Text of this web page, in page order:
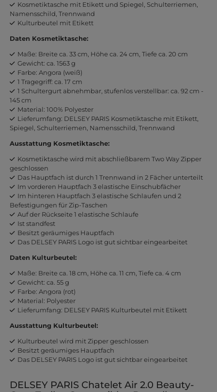
Kosmetiktasche mit Etikett und Spiegel, Schulterriemen,
Namensschild, Trennwand
Kulturbeutel mit Etikett
Daten Kosmetiktasche:
Maße: Breite ca. 33 cm, Höhe ca. 24 cm, Tiefe ca. 20 cm
Gewicht: ca. 1563 g
Farbe: Angora (weiß)
1 Tragegriff: ca. 17 cm
1 Schultergurt abnehmbar, stufenlos verstellbar: ca. 92 cm -
145 cm
Material: 100% Polyester
Lieferumfang: DELSEY PARIS Kosmetiktasche mit Etikett,
Spiegel, Schulterriemen, Namensschild, Trennwand
Ausstattung Kosmetiktasche:
Kosmetiktasche wird mit abschließbarem Two Way Zipper
geschlossen
Das Hauptfach ist durch 1 Trennwand in 2 Fächer unterteilt
Im vorderen Hauptfach 3 elastische Einschubfächer
Im hinteren Hauptfach 3 elastische Schlaufen und 2
Befestigungen für Zip-Taschen
Auf der Rückseite 1 elastische Schlaufe
Ist standfest
Besitzt geräumiges Hauptfach
Das DELSEY PARIS Logo ist gut sichtbar eingearbeitet
Daten Kulturbeutel:
Maße: Breite ca. 18 cm, Höhe ca. 11 cm, Tiefe ca. 4 cm
Gewicht: ca. 55 g
Farbe: Angora (rot)
Material: Polyester
Lieferumfang: DELSEY PARIS Kulturbeutel mit Etikett
Ausstattung Kulturbeutel:
Kulturbeutel wird mit Zipper geschlossen
Besitzt geräumiges Hauptfach
Das DELSEY PARIS Logo ist gut sichtbar eingearbeitet
DELSEY PARIS Chatelet Air 2.0 Beauty-